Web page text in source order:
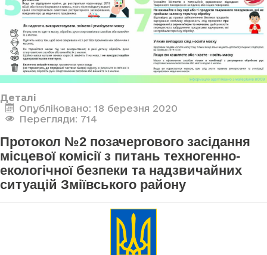
Деталі
Опубліковано: 18 березня 2020
Перегляди: 714
Протокол №2 позачергового засідання
місцевої комісії з питань техногенно-
екологічної безпеки та надзвичайних
ситуацій Зміївського району